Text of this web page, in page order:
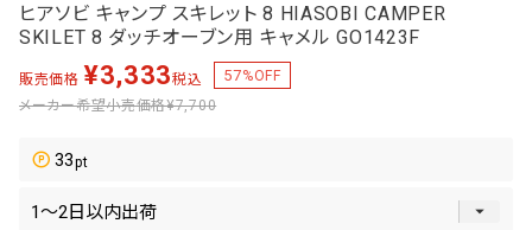
ヒアソビ キャンプ スキレット 8 HIASOBI CAMPER
SKILET 8 ダッチオーブン用 キャメル GO1423F
販売価格 ¥3,333税込 57%OFF
メーカー希望小売価格¥7,700
33